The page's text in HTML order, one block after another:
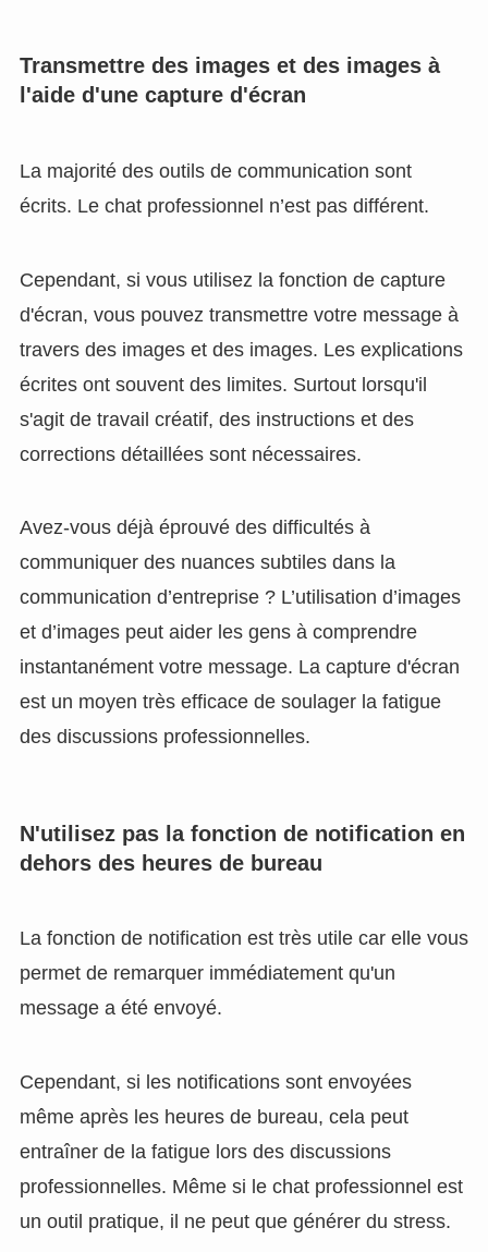
Transmettre des images et des images à
l'aide d'une capture d'écran
La majorité des outils de communication sont
écrits. Le chat professionnel n’est pas différent.
Cependant, si vous utilisez la fonction de capture
d'écran, vous pouvez transmettre votre message à
travers des images et des images. Les explications
écrites ont souvent des limites. Surtout lorsqu'il
s'agit de travail créatif, des instructions et des
corrections détaillées sont nécessaires.
Avez-vous déjà éprouvé des difficultés à
communiquer des nuances subtiles dans la
communication d’entreprise ? L’utilisation d’images
et d’images peut aider les gens à comprendre
instantanément votre message. La capture d'écran
est un moyen très efficace de soulager la fatigue
des discussions professionnelles.
N'utilisez pas la fonction de notification en
dehors des heures de bureau
La fonction de notification est très utile car elle vous
permet de remarquer immédiatement qu'un
message a été envoyé.
Cependant, si les notifications sont envoyées
même après les heures de bureau, cela peut
entraîner de la fatigue lors des discussions
professionnelles. Même si le chat professionnel est
un outil pratique, il ne peut que générer du stress.